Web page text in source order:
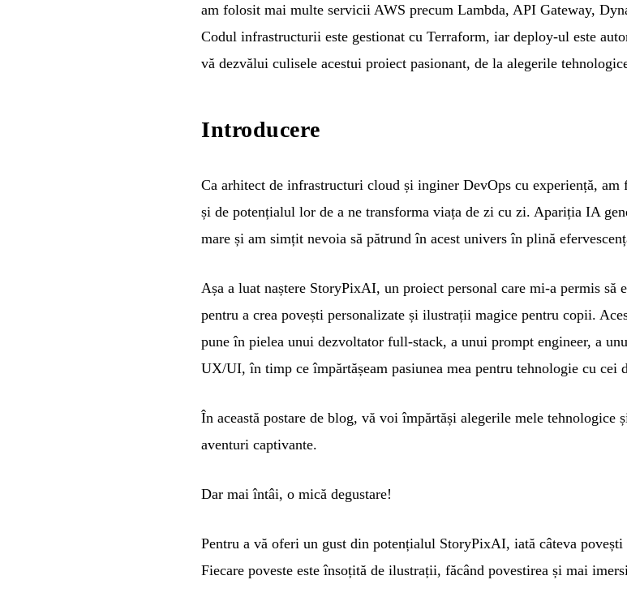
am folosit mai multe servicii AWS precum Lambda, API Gateway,
Codul infrastructurii este gestionat cu Terraform, iar deploy-ul este
vă dezvălui culisele acestui proiect pasionant, de la alegerile
Introducere
Ca arhitect de infrastructuri cloud și inginer DevOps cu experiență,
și de potențialul lor de a ne transforma viața de zi cu zi. Apariția IA
mare și am simțit nevoia să pătrund în acest univers în plină
Așa a luat naștere StoryPixAI, un proiect personal care mi-a permis
pentru a crea povești personalizate și ilustrații magice pentru copii.
pune în pielea unui dezvoltator full-stack, a unui prompt engineer, a
UX/UI, în timp ce împărtășeam pasiunea mea pentru tehnologie cu cei
În această postare de blog, vă voi împărtăși alegerile mele tehnologice
aventuri captivante.
Dar mai întâi, o mică degustare!
Pentru a vă oferi un gust din potențialul StoryPixAI, iată câteva
Fiecare poveste este însoțită de ilustrații, făcând povestirea și mai